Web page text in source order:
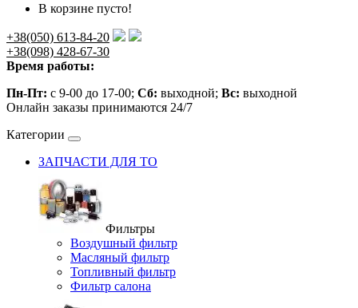
В корзине пусто!
+38(050) 613-84-20
+38(098) 428-67-30
Время работы:
Пн-Пт: с 9-00 до 17-00; Сб: выходной; Вс: выходной
Онлайн заказы принимаются 24/7
Категории
ЗАПЧАСТИ ДЛЯ ТО
Фильтры
Воздушный фильтр
Масляный фильтр
Топливный фильтр
Фильтр салона